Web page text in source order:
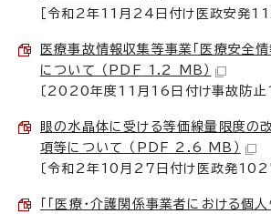
［令和2年11月24日付け医政安発
医療事故情報収集等事業「医療安全
について （PDF 1.2 MB）
〔2020年度11月16日付け事故防止
眼の水晶体に受ける等価線量限度の
項等について （PDF 2.6 MB）
〔令和2年10月27日付け医政発
「「医療・介護関係事業者における個